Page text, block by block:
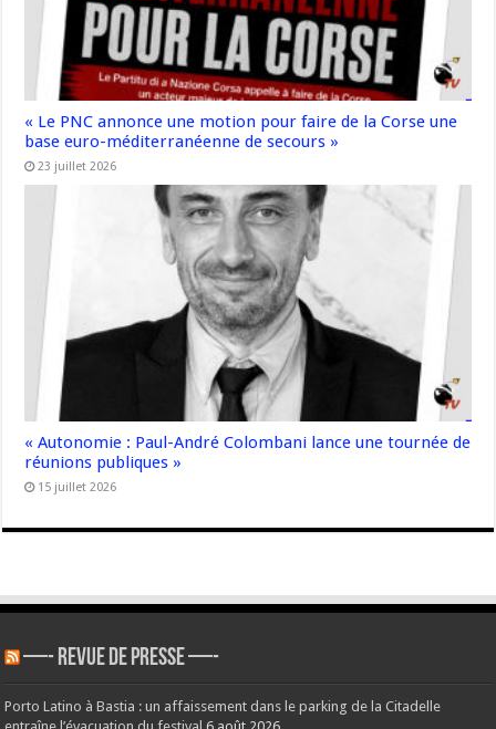
« Le PNC annonce une motion pour faire de la Corse une
base euro-méditerranéenne de secours »
23 juillet 2026
« Autonomie : Paul-André Colombani lance une tournée de
réunions publiques »
15 juillet 2026
—- REVUE DE PRESSE —-
Porto Latino à Bastia : un affaissement dans le parking de la Citadelle